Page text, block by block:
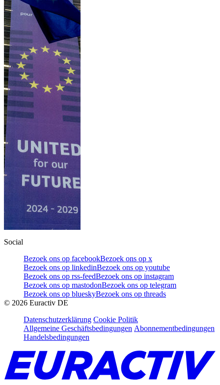
Social
Bezoek ons op facebookBezoek ons op x
Bezoek ons op linkedinBezoek ons op youtube
Bezoek ons op rss-feedBezoek ons op instagram
Bezoek ons op mastodonBezoek ons op telegram
Bezoek ons op blueskyBezoek ons op threads
© 2026 Euractiv DE
Datenschutzerklärung Cookie Politik
Allgemeine Geschäftsbedingungen Abonnementbedingungen
Handelsbedingungen